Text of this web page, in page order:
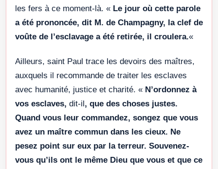
les fers à ce moment-là. « Le jour où cette parole
a été prononcée, dit M. de Champagny, la clef de
voûte de l’esclavage a été retirée, il croulera.«
Ailleurs, saint Paul trace les devoirs des maîtres,
auxquels il recommande de traiter les esclaves
avec humanité, justice et charité. « N’ordonnez à
vos esclaves, dit-il , que des choses justes.
Quand vous leur commandez, songez que vous
avez un maître commun dans les cieux. Ne
pesez point sur eux par la terreur. Souvenez-
vous qu’ils ont le même Dieu que vous et que ce